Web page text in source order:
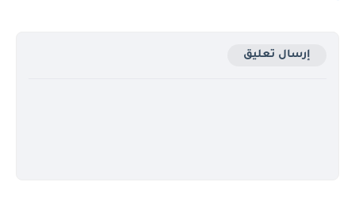
إرسال تعليق